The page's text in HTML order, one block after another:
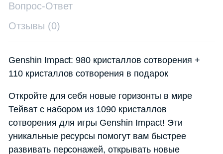
Вопрос-Ответ
Отзывы (0)
Genshin Impact: 980 кристаллов сотворения +
110 кристаллов сотворения в подарок
Откройте для себя новые горизонты в мире
Тейват с набором из 1090 кристаллов
сотворения для игры Genshin Impact! Эти
уникальные ресурсы помогут вам быстрее
развивать персонажей, открывать новые